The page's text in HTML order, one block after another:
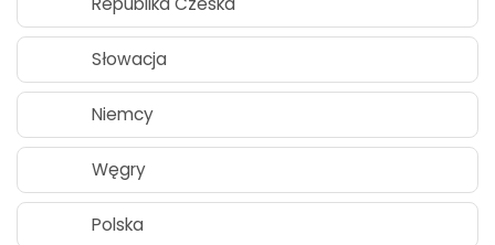
Słowacja
Niemcy
Węgry
Polska